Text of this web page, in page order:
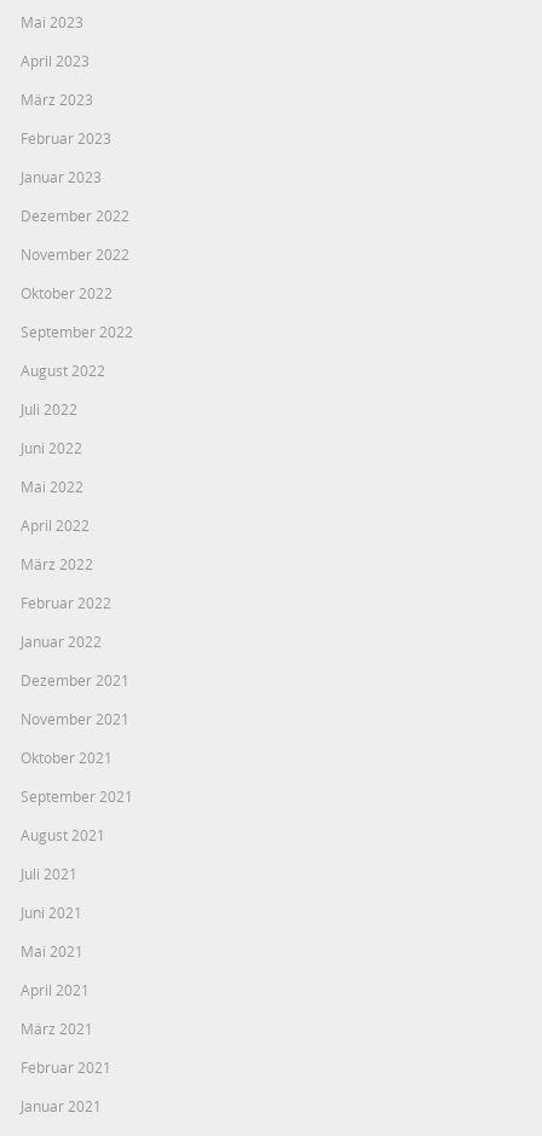
Mai 2023
April 2023
März 2023
Februar 2023
Januar 2023
Dezember 2022
November 2022
Oktober 2022
September 2022
August 2022
Juli 2022
Juni 2022
Mai 2022
April 2022
März 2022
Februar 2022
Januar 2022
Dezember 2021
November 2021
Oktober 2021
September 2021
August 2021
Juli 2021
Juni 2021
Mai 2021
April 2021
März 2021
Februar 2021
Januar 2021